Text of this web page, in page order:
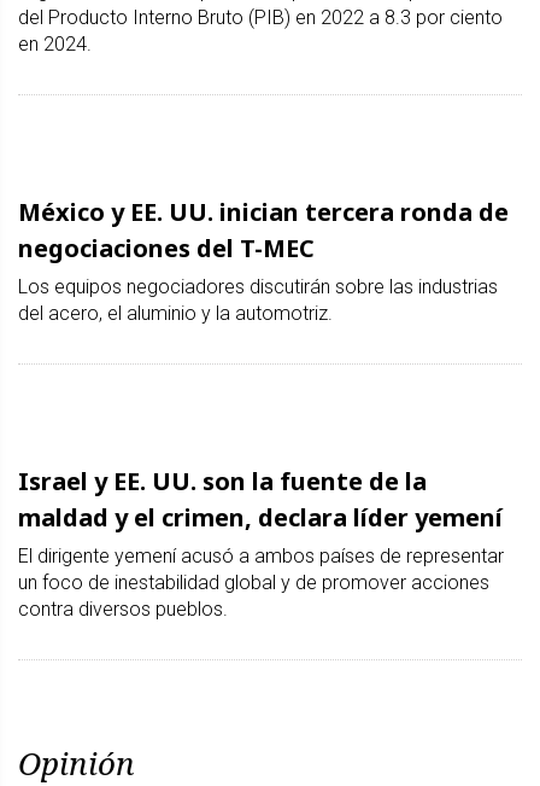
del Producto Interno Bruto (PIB) en 2022 a 8.3 por ciento
en 2024.
México y EE. UU. inician tercera ronda de
negociaciones del T-MEC
Los equipos negociadores discutirán sobre las industrias
del acero, el aluminio y la automotriz.
Israel y EE. UU. son la fuente de la
maldad y el crimen, declara líder yemení
El dirigente yemení acusó a ambos países de representar
un foco de inestabilidad global y de promover acciones
contra diversos pueblos.
Opinión